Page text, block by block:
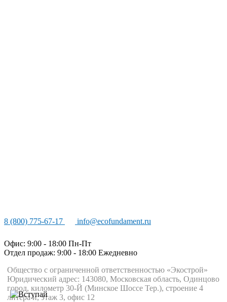
8 (800) 775-67-17 info@ecofundament.ru
Офис: 9:00 - 18:00 Пн-Пт
Отдел продаж: 9:00 - 18:00 Ежедневно
Общество с ограниченной ответственностью «Экострой»
Юридический адрес: 143080, Московская область, Одинцово
город, километр 30-Й (Минское Шоссе Тер.), строение 4
литера и, этаж 3, офис 12